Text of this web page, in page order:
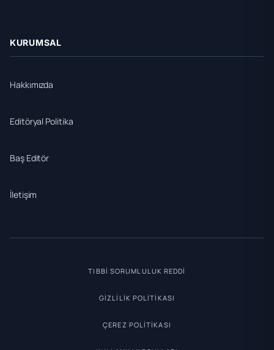
KURUMSAL
Hakkımızda
Editöryal Politika
Baş Editör
İletişim
TIBBI SORUMLULUK REDDI
GIZLILIK POLITIKASI
ÇEREZ POLITIKASI